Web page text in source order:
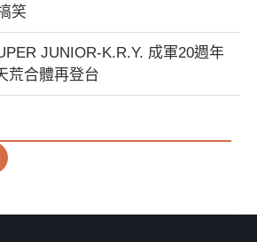
笑
JUNIOR-K.R.Y. 成軍20週年
荒合體再登台